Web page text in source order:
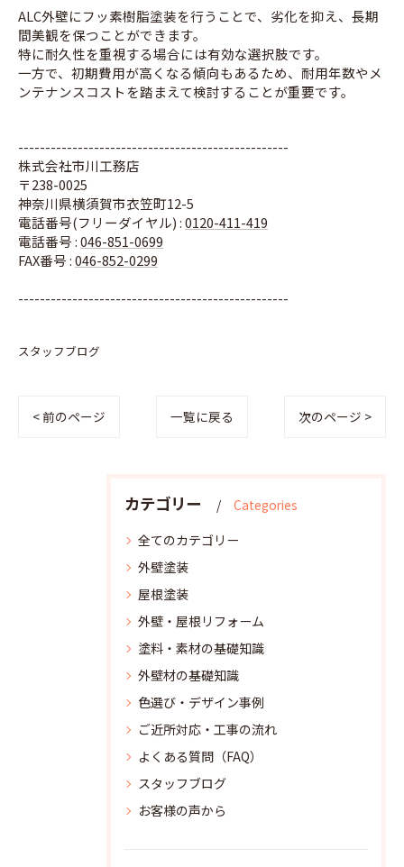
ALC外壁にフッ素樹脂塗装を行うことで、劣化を抑え、長期
間美観を保つことができます。
特に耐久性を重視する場合には有効な選択肢です。
一方で、初期費用が高くなる傾向もあるため、耐用年数やメ
ンテナンスコストを踏まえて検討することが重要です。
--------------------------------------------------
株式会社市川工務店
〒238-0025
神奈川県横須賀市衣笠町12-5
電話番号(フリーダイヤル) :0120-411-419
電話番号 :046-851-0699
FAX番号 :046-852-0299
--------------------------------------------------
スタッフブログ
< 前のページ 一覧に戻る 次のページ >
カテゴリー
Categories
全てのカテゴリー
外壁塗装
屋根塗装
外壁・屋根リフォーム
塗料・素材の基礎知識
外壁材の基礎知識
色選び・デザイン事例
ご近所対応・工事の流れ
よくある質問（FAQ）
スタッフブログ
お客様の声から